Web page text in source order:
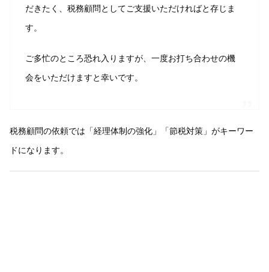
だきたく、税務顧問としてご支援いただければと存じま
す。
ご多忙のところ恐れ入りますが、一度お打ち合わせの機
会をいただけますと幸いです。
税務顧問の依頼では「経理体制の強化」「節税対策」がキーワー
ドになります。